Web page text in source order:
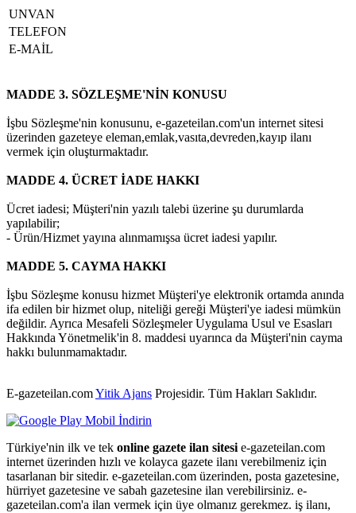
UNVAN
TELEFON
E-MAİL
MADDE 3. SÖZLEŞME'NİN KONUSU
İşbu Sözleşme'nin konusunu, e-gazeteilan.com'un internet sitesi
üzerinden gazeteye eleman,emlak,vasıta,devreden,kayıp ilanı
vermek için oluşturmaktadır.
MADDE 4. ÜCRET İADE HAKKI
Ücret iadesi; Müşteri'nin yazılı talebi üzerine şu durumlarda
yapılabilir;
- Ürün/Hizmet yayına alınmamışsa ücret iadesi yapılır.
MADDE 5. CAYMA HAKKI
İşbu Sözleşme konusu hizmet Müşteri'ye elektronik ortamda anında
ifa edilen bir hizmet olup, niteliği gereği Müşteri'ye iadesi mümkün
değildir. Ayrıca Mesafeli Sözleşmeler Uygulama Usul ve Esasları
Hakkında Yönetmelik'in 8. maddesi uyarınca da Müşteri'nin cayma
hakkı bulunmamaktadır.
E-gazeteilan.comYitik Ajans Projesidir. Tüm Hakları Saklıdır.
Türkiye'nin ilk ve tek online gazete ilan sitesi e-gazeteilan.com
internet üzerinden hızlı ve kolayca gazete ilanı verebilmeniz için
tasarlanan bir sitedir. e-gazeteilan.com üzerinden, posta gazetesine,
hürriyet gazetesine ve sabah gazetesine ilan verebilirsiniz. e-
gazeteilan.com'a ilan vermek için üye olmanız gerekmez. iş ilanı,